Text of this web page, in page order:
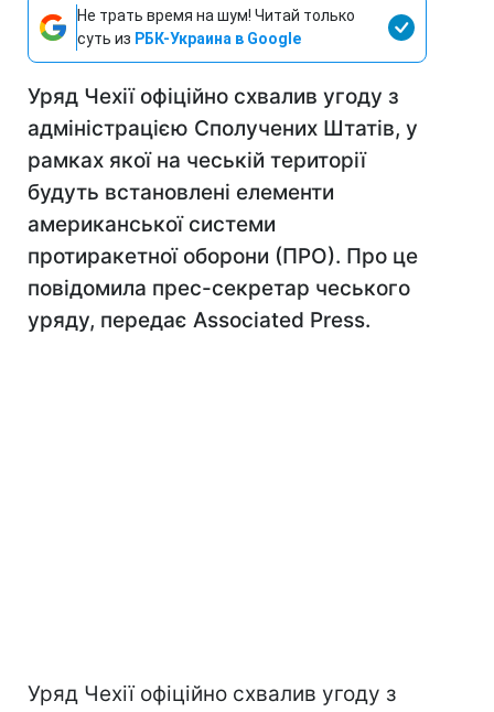
Не трать время на шум! Читай только
суть из РБК-Украина в Google
Уряд Чехії офіційно схвалив угоду з
адміністрацією Сполучених Штатів, у
рамках якої на чеській території
будуть встановлені елементи
американської системи
протиракетної оборони (ПРО). Про це
повідомила прес-секретар чеського
уряду, передає Associated Press.
Уряд Чехії офіційно схвалив угоду з